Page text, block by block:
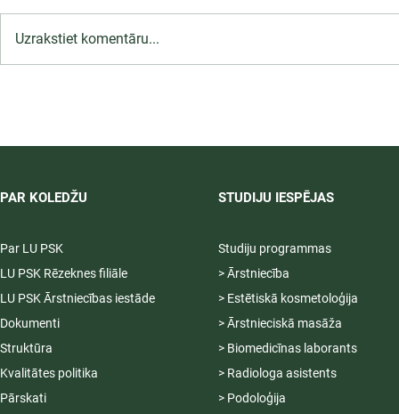
Uzrakstiet komentāru...
PAR KOLEDŽU
Par LU PSK
LU PSK Rēzeknes filiāle
LU PSK Ārstniecības iestāde
Dokumenti
Struktūra
Kvalitātes politika
Pārskati
STUDIJU IESPĒJAS
Studiju programmas
> Ārstniecība
> Estētiskā kosmetoloģija
> Ārstnieciskā masāža
> Biomedicīnas laborants
> Radiologa asistents
> Podoloģija